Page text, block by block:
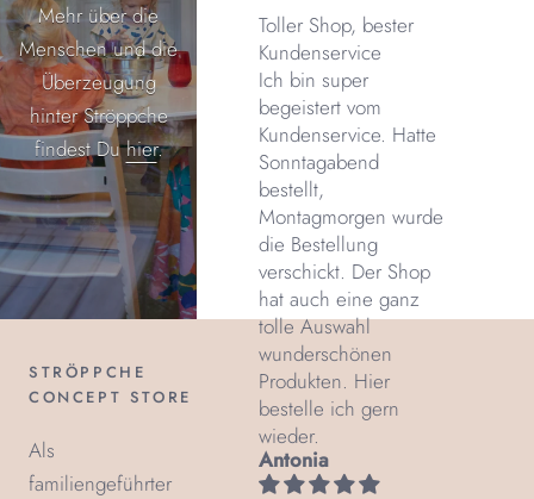
Toller Shop, bester
Kundenservice
Ich bin super
begeistert vom
Kundenservice. Hatte
Sonntagabend
bestellt,
Montagmorgen wurde
die Bestellung
verschickt. Der Shop
hat auch eine ganz
tolle Auswahl
wunderschönen
Produkten. Hier
bestelle ich gern
wieder.
Antonia
Mehr über die
Menschen und die
Überzeugung
hinter Ströppche
findest Duhier.
STRÖPPCHE
CONCEPT STORE
Als
familiengeführter